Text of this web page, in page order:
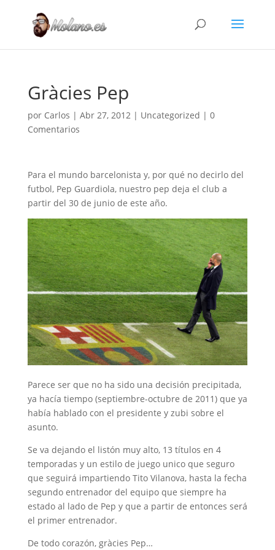
Gràcies Pep
por Carlos | Abr 27, 2012| Uncategorized | 0
Comentarios
Para el mundo barcelonista y, por qué no decirlo del
futbol, Pep Guardiola, nuestro pep deja el club a
partir del 30 de junio de este año.
Parece ser que no ha sido una decisión precipitada,
ya hacía tiempo (septiembre-octubre de 2011) que ya
había hablado con el presidente y zubi sobre el
asunto.
Se va dejando el listón muy alto, 13 títulos en 4
temporadas y un estilo de juego unico que seguro
que seguirá impartiendo Tito Vilanova, hasta la fecha
segundo entrenador del equipo que siempre ha
estado al lado de Pep y que a partir de entonces será
el primer entrenador.
De todo corazón, gràcies Pep…